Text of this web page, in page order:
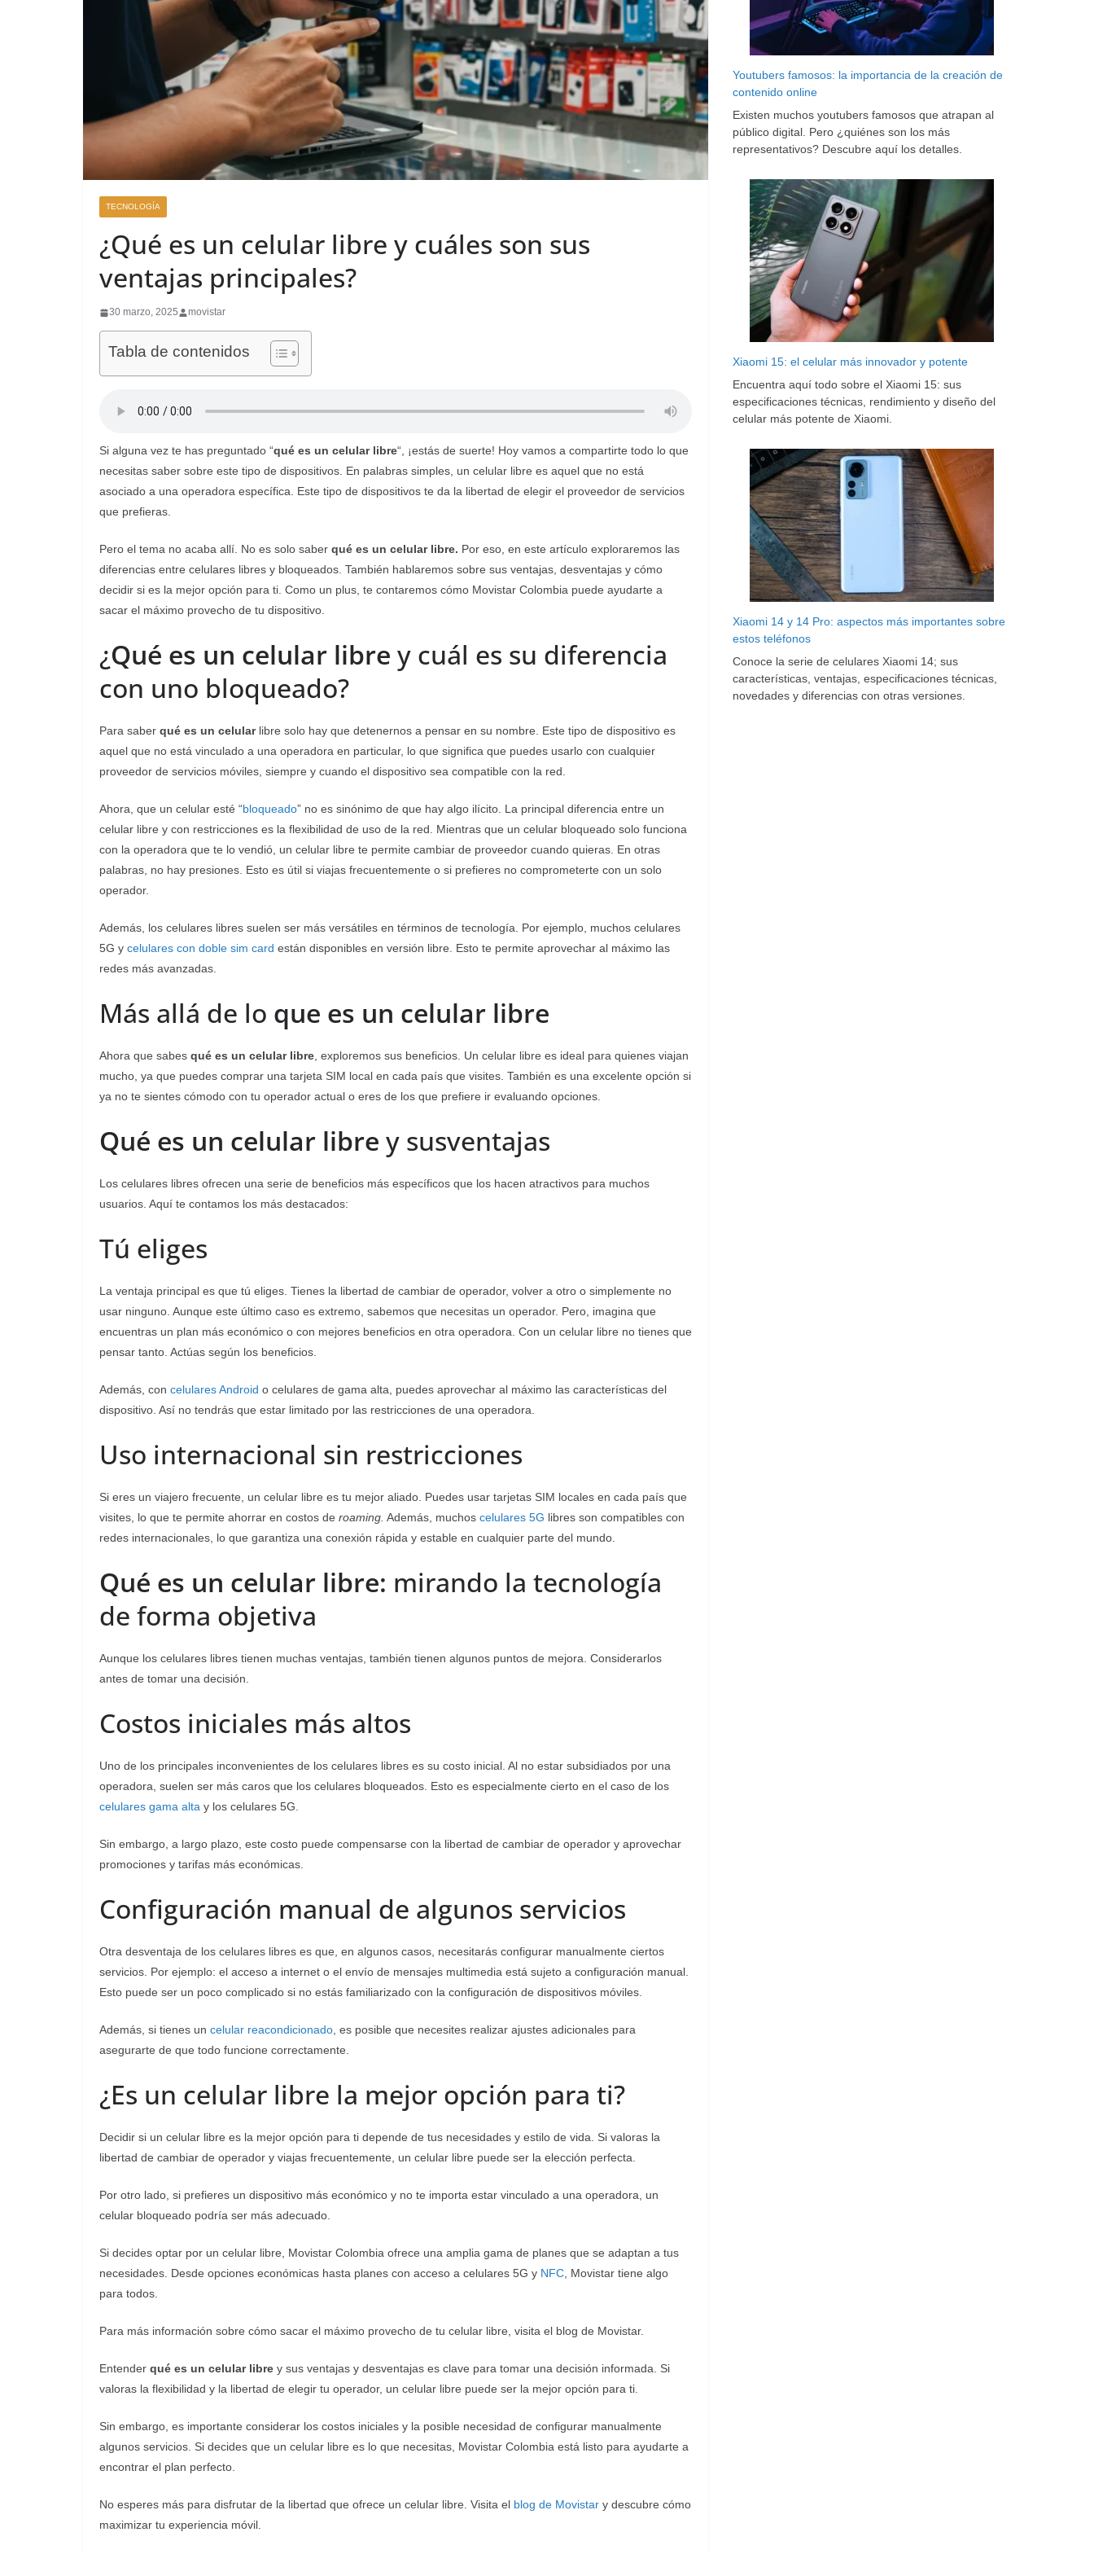
TECNOLOGÍA
¿Qué es un celular libre y cuáles son sus
ventajas principales?
30 marzo, 2025 movistar
Tabla de contenidos
Si alguna vez te has preguntado “qué es un celular libre“, ¡estás de suerte! Hoy vamos a compartirte todo lo que
necesitas saber sobre este tipo de dispositivos. En palabras simples, un celular libre es aquel que no está
asociado a una operadora específica. Este tipo de dispositivos te da la libertad de elegir el proveedor de servicios
que prefieras.
Pero el tema no acaba allí. No es solo saber qué es un celular libre. Por eso, en este artículo exploraremos las
diferencias entre celulares libres y bloqueados. También hablaremos sobre sus ventajas, desventajas y cómo
decidir si es la mejor opción para ti. Como un plus, te contaremos cómo Movistar Colombia puede ayudarte a
sacar el máximo provecho de tu dispositivo.
¿Qué es un celular libre y cuál es su diferencia
con uno bloqueado?
Para saber qué es un celularlibre solo hay que detenernos a pensar en su nombre. Este tipo de dispositivo es
aquel que no está vinculado a una operadora en particular, lo que significa que puedes usarlo con cualquier
proveedor de servicios móviles, siempre y cuando el dispositivo sea compatible con la red.
Ahora, que un celular esté “bloqueado” no es sinónimo de que hay algo ilícito. La principal diferencia entre un
celular libre y con restricciones es la flexibilidad de uso de la red. Mientras que un celular bloqueado solo funciona
con la operadora que te lo vendió, un celular libre te permite cambiar de proveedor cuando quieras. En otras
palabras, no hay presiones. Esto es útil si viajas frecuentemente o si prefieres no comprometerte con un solo
operador.
Además, los celulares libres suelen ser más versátiles en términos de tecnología. Por ejemplo, muchos celulares
5G y celulares con doble sim card están disponibles en versión libre. Esto te permite aprovechar al máximo las
redes más avanzadas.
Más allá de lo que es un celular libre
Ahora que sabes qué es un celular libre , exploremos sus beneficios. Un celular libre es ideal para quienes viajan
mucho, ya que puedes comprar una tarjeta SIM local en cada país que visites. También es una excelente opción si
ya no te sientes cómodo con tu operador actual o eres de los que prefiere ir evaluando opciones.
Qué es un celular libre y susventajas
Los celulares libres ofrecen una serie de beneficios más específicos que los hacen atractivos para muchos
usuarios. Aquí te contamos los más destacados:
Tú eliges
La ventaja principal es que tú eliges. Tienes la libertad de cambiar de operador, volver a otro o simplemente no
usar ninguno. Aunque este último caso es extremo, sabemos que necesitas un operador. Pero, imagina que
encuentras un plan más económico o con mejores beneficios en otra operadora. Con un celular libre no tienes que
pensar tanto. Actúas según los beneficios.
Además, con celulares Android o celulares de gama alta, puedes aprovechar al máximo las características del
dispositivo. Así no tendrás que estar limitado por las restricciones de una operadora.
Uso internacional sin restricciones
Si eres un viajero frecuente, un celular libre es tu mejor aliado. Puedes usar tarjetas SIM locales en cada país que
visites, lo que te permite ahorrar en costos de roaming. Además, muchos celulares 5G libres son compatibles con
redes internacionales, lo que garantiza una conexión rápida y estable en cualquier parte del mundo.
Qué es un celular libre: mirando la tecnología
de forma objetiva
Aunque los celulares libres tienen muchas ventajas, también tienen algunos puntos de mejora. Considerarlos
antes de tomar una decisión.
Costos iniciales más altos
Uno de los principales inconvenientes de los celulares libres es su costo inicial. Al no estar subsidiados por una
operadora, suelen ser más caros que los celulares bloqueados. Esto es especialmente cierto en el caso de los
celulares gama alta y los celulares 5G.
Sin embargo, a largo plazo, este costo puede compensarse con la libertad de cambiar de operador y aprovechar
promociones y tarifas más económicas.
Configuración manual de algunos servicios
Otra desventaja de los celulares libres es que, en algunos casos, necesitarás configurar manualmente ciertos
servicios. Por ejemplo: el acceso a internet o el envío de mensajes multimedia está sujeto a configuración manual.
Esto puede ser un poco complicado si no estás familiarizado con la configuración de dispositivos móviles.
Además, si tienes un celular reacondicionado , es posible que necesites realizar ajustes adicionales para
asegurarte de que todo funcione correctamente.
¿Es un celular libre la mejor opción para ti?
Decidir si un celular libre es la mejor opción para ti depende de tus necesidades y estilo de vida. Si valoras la
libertad de cambiar de operador y viajas frecuentemente, un celular libre puede ser la elección perfecta.
Por otro lado, si prefieres un dispositivo más económico y no te importa estar vinculado a una operadora, un
celular bloqueado podría ser más adecuado.
Si decides optar por un celular libre, Movistar Colombia ofrece una amplia gama de planes que se adaptan a tus
necesidades. Desde opciones económicas hasta planes con acceso a celulares 5G y NFC , Movistar tiene algo
para todos.
Para más información sobre cómo sacar el máximo provecho de tu celular libre, visita el blog de Movistar.
Entender qué es un celular libre y sus ventajas y desventajas es clave para tomar una decisión informada. Si
valoras la flexibilidad y la libertad de elegir tu operador, un celular libre puede ser la mejor opción para ti.
Sin embargo, es importante considerar los costos iniciales y la posible necesidad de configurar manualmente
algunos servicios. Si decides que un celular libre es lo que necesitas, Movistar Colombia está listo para ayudarte a
encontrar el plan perfecto.
No esperes más para disfrutar de la libertad que ofrece un celular libre. Visita el blog de Movistar y descubre cómo
maximizar tu experiencia móvil.
Youtubers famosos: la importancia de la creación de
contenido online
Existen muchos youtubers famosos que atrapan al
público digital. Pero ¿quiénes son los más
representativos? Descubre aquí los detalles.
Xiaomi 15: el celular más innovador y potente
Encuentra aquí todo sobre el Xiaomi 15: sus
especificaciones técnicas, rendimiento y diseño del
celular más potente de Xiaomi.
Xiaomi 14 y 14 Pro: aspectos más importantes sobre
estos teléfonos
Conoce la serie de celulares Xiaomi 14; sus
características, ventajas, especificaciones técnicas,
novedades y diferencias con otras versiones.